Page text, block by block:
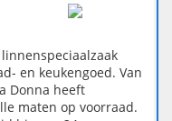
en keukengoed. Van
Donna heeft
maten op voorraad.